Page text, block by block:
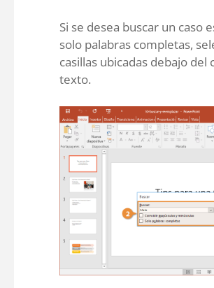
Si se desea buscar un caso
solo palabras completas,
casillas ubicadas debajo del
texto.